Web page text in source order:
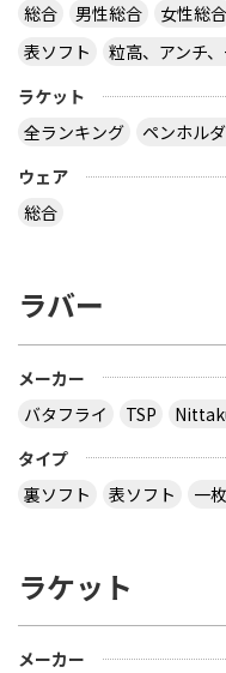
総合
男性総合 女性総合
表ソフト
粒高、アンチ
ラケット
全ランキング
ペンホル
ウェア
総合
ラバー
メーカー
バタフライ
TSP
タイプ
裏ソフト
表ソフト 一
ラケット
メーカー